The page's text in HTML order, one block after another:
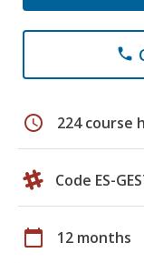
phone
schedule 224 course
Code ES-
calendar_today 12 months